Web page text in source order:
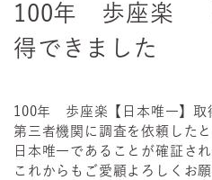
100年 歩座楽
得できました
100年 歩座楽【日本唯一】取
第三者機関に調査を依頼した
日本唯一であることが確証され
これからもご愛顧よろしくお願